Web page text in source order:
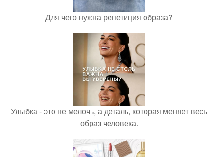
Для чего нужна репетиция образа?
Улыбка - это не мелочь, а деталь, которая меняет весь
образ человека.